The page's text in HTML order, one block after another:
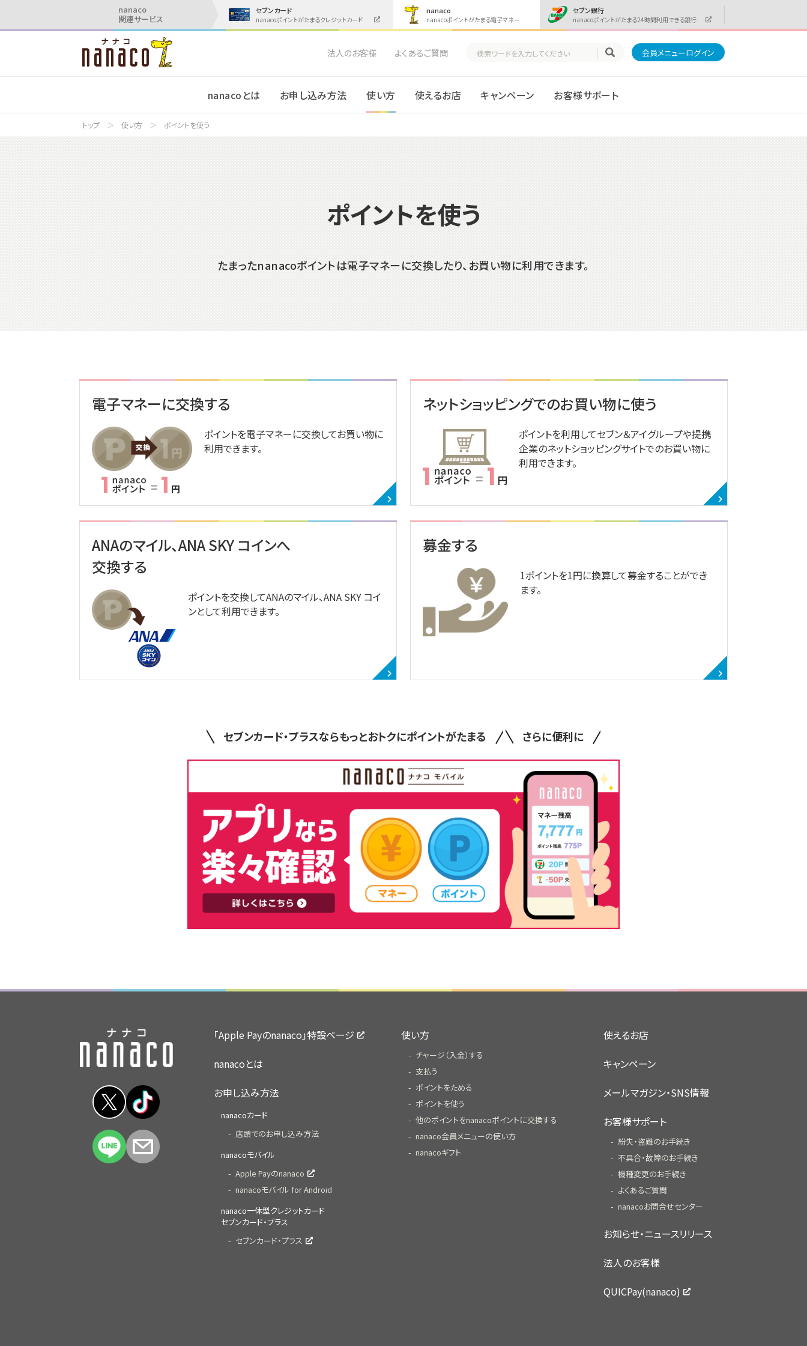
nanaco
関連サービス
セブンカード
nanacoポイントがたまるクレジットカード
nanaco
nanacoポイントがたまる電子マネー
セブン銀行
nanacoポイントがたまる24時間利用できる銀行
法人のお客様 よくあるご質問 会員メニューログイン
nanacoとは お申し込み方法 使い方 使えるお店 キャンペーン お客様サポート
トップ 使い方 ポイントを使う
ポイントを使う
たまったnanacoポイントは電子マネーに交換したり、お買い物に利用できます。
電子マネーに交換する
ポイントを電子マネーに交換してお買い物に
利用できます。
ネットショッピングでのお買い物に使う
ポイントを利用してセブン＆アイグループや提携
企業のネットショッピングサイトでのお買い物に
利用できます。
ANAのマイル、ANA SKY コインへ
交換する
ポイントを交換してANAのマイル、ANA SKY コイ
ンとして利用できます。
募金する
1ポイントを1円に換算して募金することができ
ます。
セブンカード・プラスならもっとおトクにポイントがたまる さらに便利に
「Apple Payのnanaco」特設ページ
nanacoとは
お申し込み方法
nanacoカード
店頭でのお申し込み方法
nanacoモバイル
Apple Payのnanaco
nanacoモバイル for Android
nanaco一体型クレジットカード
セブンカード・プラス
セブンカード・プラス
使い方
チャージ（入金）する
支払う
ポイントをためる
ポイントを使う
他のポイントをnanacoポイントに交換する
nanaco会員メニューの使い方
nanacoギフト
使えるお店
キャンペーン
メールマガジン・SNS情報
お客様サポート
紛失・盗難のお手続き
不具合・故障のお手続き
機種変更のお手続き
よくあるご質問
nanacoお問合せセンター
お知らせ・ニュースリリース
法人のお客様
QUICPay(nanaco)